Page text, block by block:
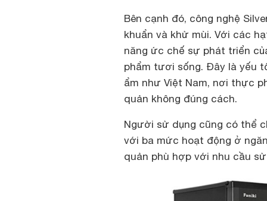
Bên cạnh đó, công nghệ
khuẩn và khử mùi. Với các
năng ức chế sự phát triển
phẩm tươi sống. Đây là yếu
ẩm như Việt Nam, nơi thực
quản không đúng cách.
Người sử dụng cũng có thể
với ba mức hoạt động ở
quản phù hợp với nhu cầu